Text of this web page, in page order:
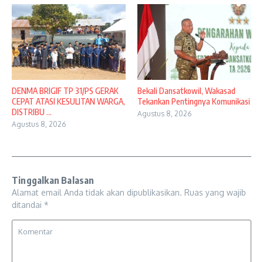
DENMA BRIGIF TP 31/PS GERAK
CEPAT ATASI KESULITAN WARGA,
DISTRIBU ...
Agustus 8, 2026
Bekali Dansatkowil, Wakasad
Tekankan Pentingnya Komunikasi
Agustus 8, 2026
Tinggalkan Balasan
Alamat email Anda tidak akan dipublikasikan. Ruas yang wajib
ditandai *